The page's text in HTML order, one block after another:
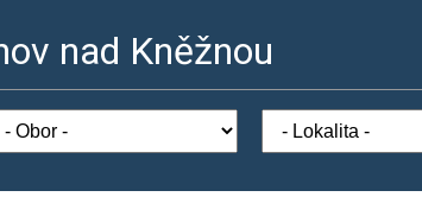
nad Kněžnou